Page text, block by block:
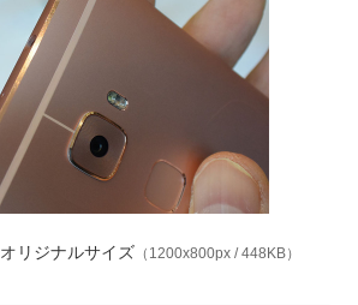
オリジナルサイズ （1200x800px / 448KB）